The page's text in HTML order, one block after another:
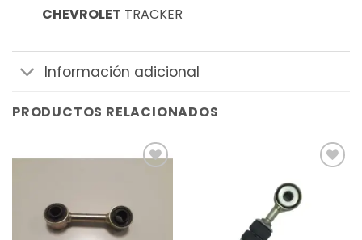
CHEVROLET TRACKER
Información adicional
PRODUCTOS RELACIONADOS
deseos